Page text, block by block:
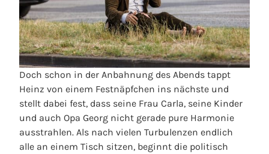
Doch schon in der Anbahnung des Abends tappt
Heinz von einem Festnäpfchen ins nächste und
stellt dabei fest, dass seine Frau Carla, seine Kinder
und auch Opa Georg nicht gerade pure Harmonie
ausstrahlen. Als nach vielen Turbulenzen endlich
alle an einem Tisch sitzen, beginnt die politisch